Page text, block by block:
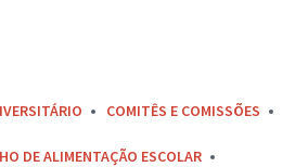
COMITÊS E COMISSÕES
DE ALIMENTAÇÃO ESCOLAR